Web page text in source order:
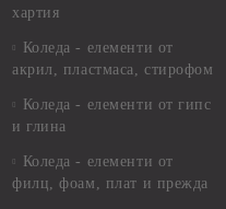
хартия
Коледа - елементи от
акрил, пластмаса, стирофом
Коледа - елементи от гипс
и глина
Коледа - елементи от
филц, фоам, плат и прежда